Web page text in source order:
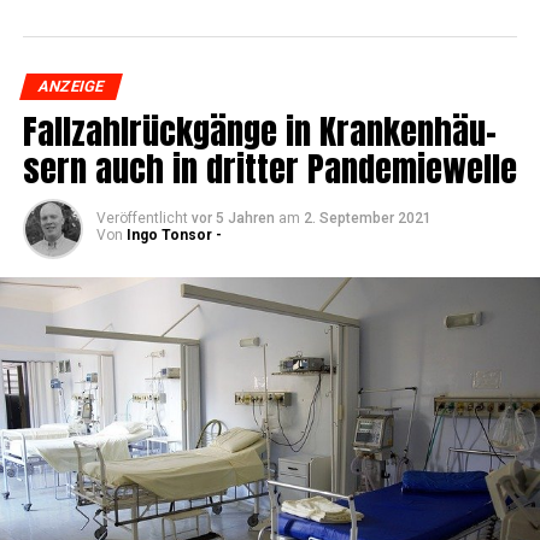
Aus die­sen Umfra­ge-Ergeb­nis­se lie­gen Infor­ma­tio­nen
über die Zusam­men­set­zung der Wahl-O-Mat-Nut­zer­
schaft vor. Die Daten schwan­ken zwi­schen den ver­schie­
de­nen Wah­len, erge­ben aber ins­ge­samt ein über­ein­stim­
men­des Bild:
Die Mehr­heit der Wahl-O-Mat-Nut­ze­rin­nen und
ANZEIGE
Fall­zahl­rück­gän­ge in Kran­ken­häu­
sern auch in drit­ter Pandemiewelle
Veröffentlicht vor 5 Jahren am 2. September 2021
Von
Ingo Tonsor -